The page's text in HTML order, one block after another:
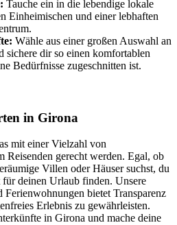
Tauche ein in die lebendige lokale
Einheimischen und einer lebhaften
Wähle aus einer großen Auswahl an
sichere dir so einen komfortablen
Bedürfnisse zugeschnitten ist.
in Girona
mit einer Vielzahl von
Reisenden gerecht werden. Egal, ob
Villen oder Häuser suchst, du
deinen Urlaub finden. Unsere
bietet Transparenz
Erlebnis zu gewährleisten.
in Girona und mache deine